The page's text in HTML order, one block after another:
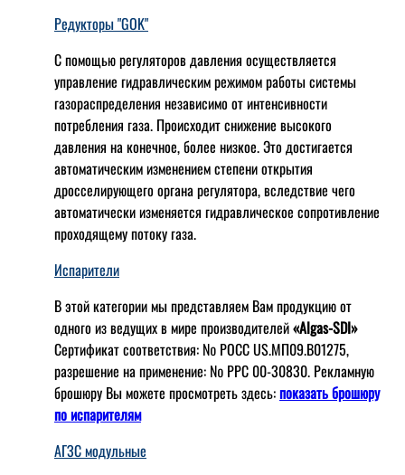
Редукторы "GOK"
С помощью регуляторов давления осуществляется
управление гидравлическим режимом работы системы
газораспределения независимо от интенсивности
потребления газа. Происходит снижение высокого
давления на конечное, более низкое. Это достигается
автоматическим изменением степени открытия
дросселирующего органа регулятора, вследствие чего
автоматически изменяется гидравлическое сопротивление
проходящему потоку газа.
Испарители
В этой категории мы представляем Вам продукцию от
одного из ведущих в мире производителей«Algas-SDI»
Сертификат соответствия: № РОСС US.МП09.В01275,
разрешение на применение: № РРС 00-30830. Рекламную
брошюру Вы можете просмотреть здесь:показать брошюру
по испарителям
АГЗС модульные